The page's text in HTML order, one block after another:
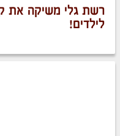
לילדים!